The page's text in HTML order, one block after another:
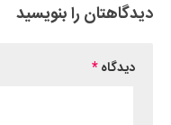
دیدگاهتان را بنویسید
دیدگاه*